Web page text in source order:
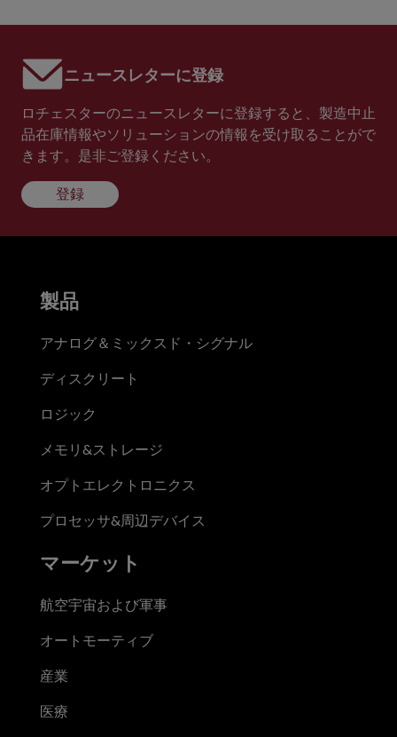
ニュースレターに登録
ロチェスターのニュースレターに登録すると、製造中止
品在庫情報やソリューションの情報を受け取ることがで
きます。是非ご登録ください。
登録
製品
アナログ＆ミックスド・シグナル
ディスクリート
ロジック
メモリ&ストレージ
オプトエレクトロニクス
プロセッサ&周辺デバイス
マーケット
航空宇宙および軍事
オートモーティブ
産業
医療